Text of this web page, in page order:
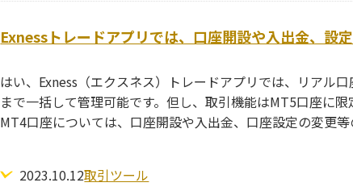
Exnessトレードアプリでは、口座開設や入出金、設
はい、Exness（エクスネス）トレードアプリでは、リアル
まで一括して管理可能です。但し、取引機能はMT5口座に
MT4口座については、口座開設や入出金、口座設定の変更等
2023.10.12取引ツール